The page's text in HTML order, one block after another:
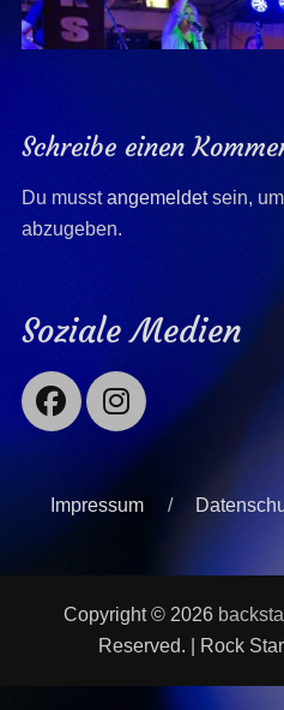
Schreibe einen
Du musstangemeldetsein,
abzugeben.
Soziale Medien
Facebook
Impressum
Copyright © 2026
Reserved. | Rock